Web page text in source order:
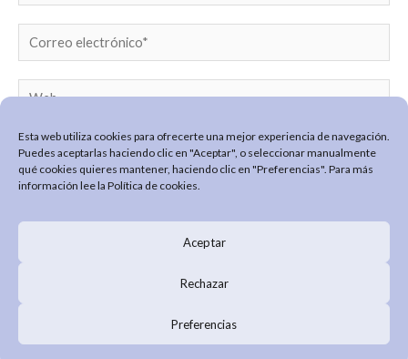
Esta web utiliza cookies para ofrecerte una mejor experiencia de navegación.
Puedes aceptarlas haciendo clic en "Aceptar", o seleccionar manualmente
qué cookies quieres mantener, haciendo clic en "Preferencias". Para más
información lee la Política de cookies.
Aceptar
Rechazar
Preferencias
Correo
electrónico*
Web
POLÍTICA DE PRIVACIDAD
Annie Maya © 2026 · Diseño y desarrollo GlopDesign